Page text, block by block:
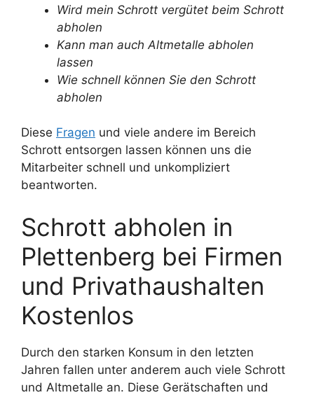
Wird mein Schrott vergütet beim Schrott
abholen
Kann man auch Altmetalle abholen
lassen
Wie schnell können Sie den Schrott
abholen
Diese Fragen und viele andere im Bereich
Schrott entsorgen lassen können uns die
Mitarbeiter schnell und unkompliziert
beantworten.
Schrott abholen in
Plettenberg bei Firmen
und Privathaushalten
Kostenlos
Durch den starken Konsum in den letzten
Jahren fallen unter anderem auch viele Schrott
und Altmetalle an. Diese Gerätschaften und